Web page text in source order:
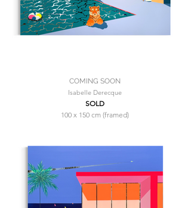
COMING SOON
Isabelle Derecque
SOLD
100 x 150 cm (framed)